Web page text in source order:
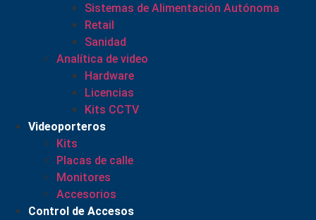
Sistemas de Alimentación Autónoma
Retail
Sanidad
Analítica de video
Hardware
Licencias
Kits CCTV
Videoporteros
Kits
Placas de calle
Monitores
Accesorios
Control de Accesos